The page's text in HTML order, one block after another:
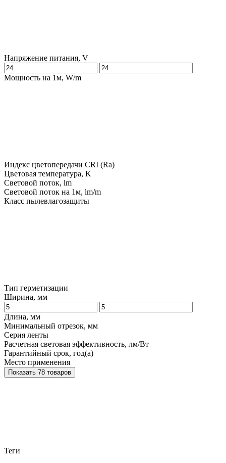
Напряжение питания, V
Мощность на 1м, W/m
Индекс цветопередачи CRI (Ra)
Цветовая температура, K
Световой поток, lm
Световой поток на 1м, lm/m
Класс пылевлагозащиты
Тип герметизации
Ширина, мм
Длина, мм
Минимальный отрезок, мм
Серия ленты
Расчетная световая эффективность, лм/Вт
Гарантийный срок, год(а)
Место применения
Показать 78 товаров
Теги